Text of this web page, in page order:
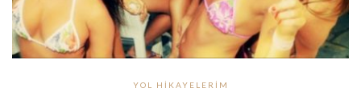
YOL HIKAYELERIM